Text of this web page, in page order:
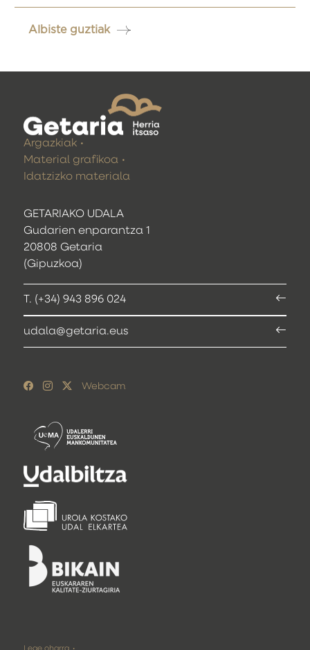
Albiste guztiak
GETARIAKO UDALA
Gudarien enparantza 1
20808 Getaria
(Gipuzkoa)
T. (+34) 943 896 024
udala@getaria.eus
Argazkiak
Material grafikoa
Idatzizko materiala
Webcam
Lege oharra